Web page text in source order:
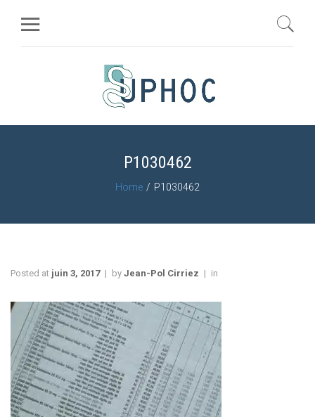
P1030462
Home P1030462
Posted at juin 3, 2017 by Jean-Pol Cirriez in